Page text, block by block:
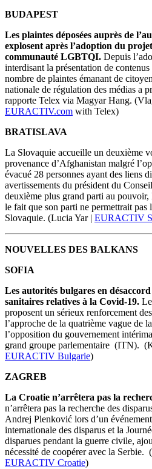
BUDAPEST
Les plaintes déposées auprès de
explosent après l’adoption du
communauté LGBTQI. Depuis
interdisant la présentation de
nombre de plaintes émanant de
nationale de régulation des médias a
rapporte Telex via Magyar Hang.
EURACTIV.com with Telex)
BRATISLAVA
La Slovaquie accueille un deuxième
provenance d’Afghanistan malgré
évacué 28 personnes ayant des liens
avertissements du président du
deuxième plus grand parti au
le fait que son parti ne permettrait pas
Slovaquie. (Lucia Yar | EURACTIV
NOUVELLES DES BALKANS
SOFIA
Les autorités bulgares en
sanitaires relatives à la Covid-19.
proposent un sérieux renforcement
l’approche de la quatrième vague de
l’opposition du gouvernement
grand groupe parlementaire (ITN).
EURACTIV Bulgarie)
ZAGREB
La Croatie n’arrêtera pas la
n’arrêtera pas la recherche des
Andrej Plenković lors d’un
internationale des disparus et la
disparues pendant la guerre civile,
nécessité de coopérer avec la Serbie.
EURACTIV Croatie)